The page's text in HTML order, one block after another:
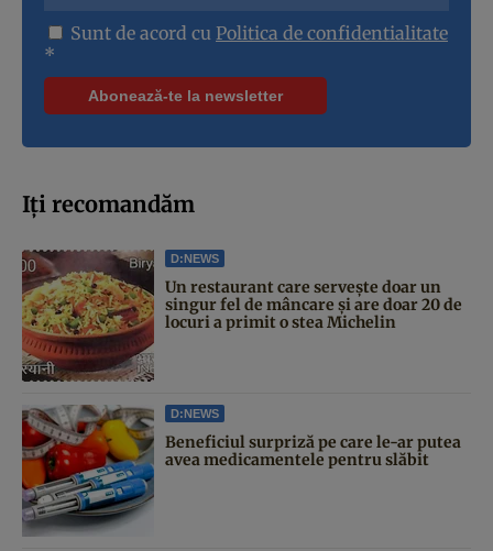
Sunt de acord cu Politica de confidentialitate
*
Iți recomandăm
D:NEWS
Un restaurant care servește doar un
singur fel de mâncare și are doar 20 de
locuri a primit o stea Michelin
D:NEWS
Beneficiul surpriză pe care le-ar putea
avea medicamentele pentru slăbit